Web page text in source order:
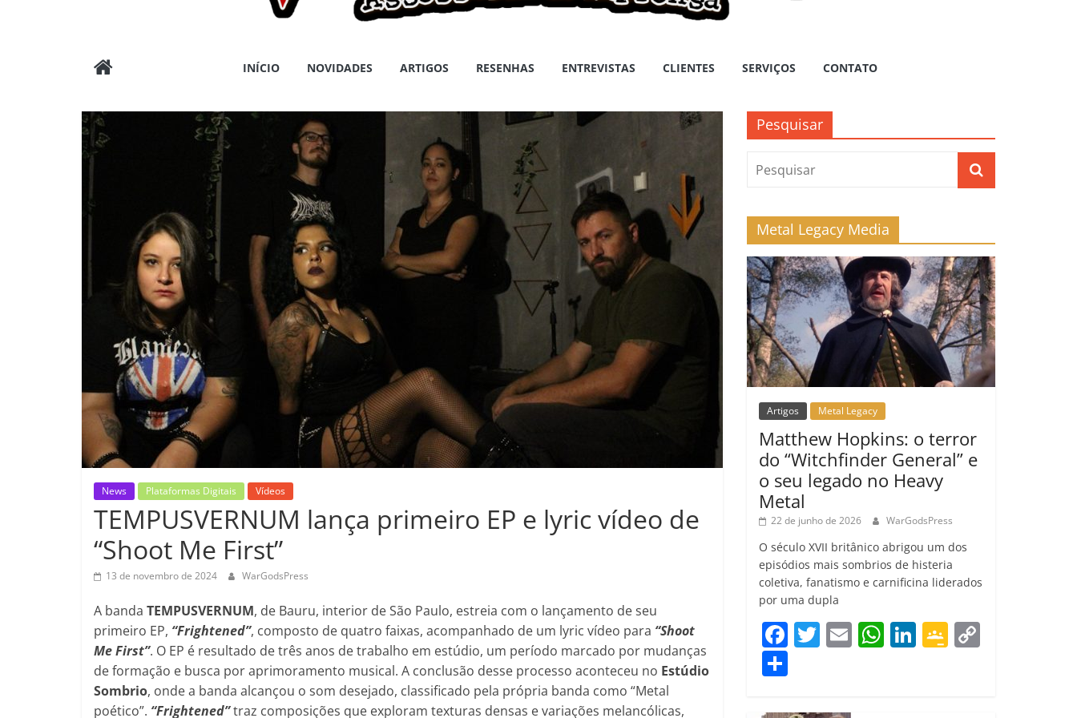
Wargods
Press
Assessoria
e
INÍCIO NOVIDADES ARTIGOS RESENHAS ENTREVISTAS CLIENTES SERVIÇOS CONTATO
News Plataformas Digitais Vídeos
TEMPUSVERNUM lança primeiro EP e lyric vídeo de
“Shoot Me First”
13 de novembro de 2024 WarGodsPress
A banda TEMPUSVERNUM, de Bauru, interior de São Paulo, estreia com o lançamento de seu
primeiro EP, “Frightened”, composto de quatro faixas, acompanhado de um lyric vídeo para “Shoot
Me First”. O EP é resultado de três anos de trabalho em estúdio, um período marcado por mudanças
de formação e busca por aprimoramento musical. A conclusão desse processo aconteceu no Estúdio
Sombrio, onde a banda alcançou o som desejado, classificado pela própria banda como “Metal
poético”. “Frightened”traz composições que exploram texturas densas e variações melancólicas,
Pesquisar
Metal Legacy Media
Artigos Metal Legacy
Matthew Hopkins: o terror
do “Witchfinder General” e
o seu legado no Heavy
Metal
22 de junho de 2026 WarGodsPress
O século XVII britânico abrigou um dos
episódios mais sombrios de histeria
coletiva, fanatismo e carnificina liderados
por uma dupla
F
e
T
er
E W Li G